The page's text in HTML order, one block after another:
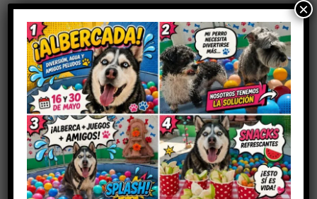
SKU:FAR-DIPROFAQ-PRADOLSUSP-30ML
Categorías:Analgésicos y antipiréticos ,Farmacia, Productos controlados
Marca:Diprofaq
Descripción Valoraciones (0)
×